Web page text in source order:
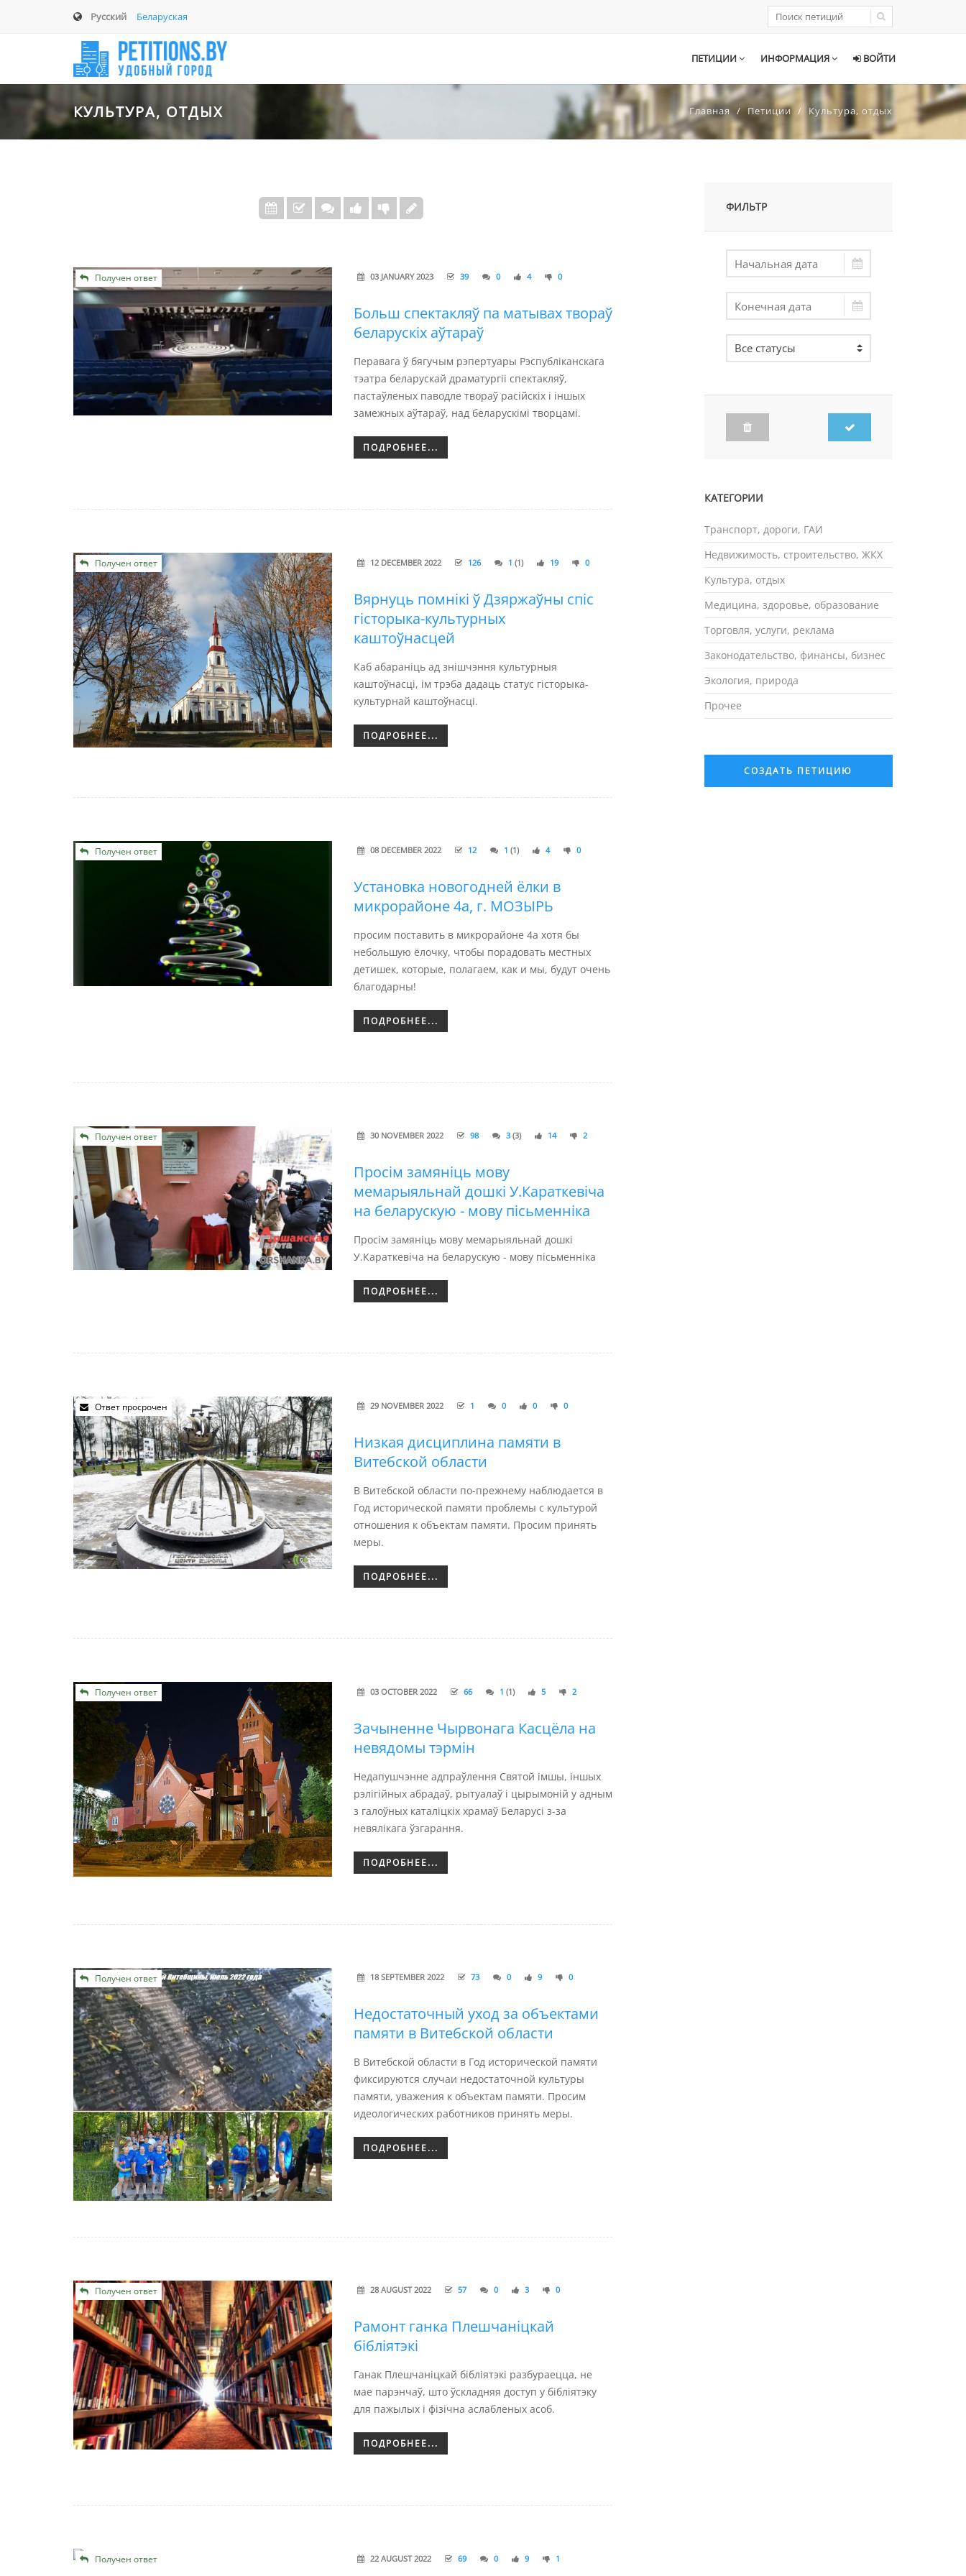
Русский Беларуская
ПЕТИЦИИ ИНФОРМАЦИЯ ВОЙТИ
КУЛЬТУРА, ОТДЫХ Главная Петиции Культура, отдых
Получен ответ 03 JANUARY 2023 39 0 4 0
Больш спектакляў па матывах твораў
беларускіх аўтараў
Перавага ў бягучым рэпертуары Рэспубліканскага
тэатра беларускай драматургіі спектакляў,
пастаўленых паводле твораў расійскіх і іншых
замежных аўтараў, над беларускімі творцамі.
ПОДРОБНЕЕ...
Получен ответ 12 DECEMBER 2022 126 1 (1) 19 0
Вярнуць помнікі ў Дзяржаўны спіс
гісторыка-культурных
каштоўнасцей
Каб абараніць ад знішчэння культурныя
каштоўнасці, ім трэба дадаць статус гісторыка-
культурнай каштоўнасці.
ПОДРОБНЕЕ...
Получен ответ 08 DECEMBER 2022 12 1 (1) 4 0
Установка новогодней ёлки в
микрорайоне 4а, г. МОЗЫРЬ
просим поставить в микрорайоне 4а хотя бы
небольшую ёлочку, чтобы порадовать местных
детишек, которые, полагаем, как и мы, будут очень
благодарны!
ПОДРОБНЕЕ...
Получен ответ 30 NOVEMBER 2022 98 3 (3) 14 2
Просім замяніць мову
мемарыяльнай дошкі У.Караткевіча
на беларускую - мову пісьменніка
Просім замяніць мову мемарыяльнай дошкі
У.Караткевіча на беларускую - мову пісьменніка
ПОДРОБНЕЕ...
Ответ просрочен 29 NOVEMBER 2022 1 0 0 0
Низкая дисциплина памяти в
Витебской области
В Витебской области по-прежнему наблюдается в
Год исторической памяти проблемы с культурой
отношения к объектам памяти. Просим принять
меры.
ПОДРОБНЕЕ...
Получен ответ 03 OCTOBER 2022 66 1 (1) 5 2
Зачыненне Чырвонага Касцёла на
невядомы тэрмін
Недапушчэнне адпраўлення Святой імшы, іншых
рэлігійных абрадаў, рытуалаў і цырымоній у адным
з галоўных каталіцкіх храмаў Беларусі з-за
невялікага ўзгарання.
ПОДРОБНЕЕ...
Получен ответ 18 SEPTEMBER 2022 73 0 9 0
Недостаточный уход за объектами
памяти в Витебской области
В Витебской области в Год исторической памяти
фиксируются случаи недостаточной культуры
памяти, уважения к объектам памяти. Просим
идеологических работников принять меры.
ПОДРОБНЕЕ...
Получен ответ 28 AUGUST 2022 57 0 3 0
Рамонт ганка Плешчаніцкай
бібліятэкі
Ганак Плешчаніцкай бібліятэкі разбураецца, не
мае парэнчаў, што ўскладняя доступ у бібліятэку
для пажылых і фізічна аслабленых асоб.
ПОДРОБНЕЕ...
Получен ответ 22 AUGUST 2022 69 0 9 1
ФИЛЬТР
КАТЕГОРИИ
Транспорт, дороги, ГАИ
Недвижимость, строительство, ЖКХ
Культура, отдых
Медицина, здоровье, образование
Торговля, услуги, реклама
Законодательство, финансы, бизнес
Экология, природа
Прочее
СОЗДАТЬ ПЕТИЦИЮ